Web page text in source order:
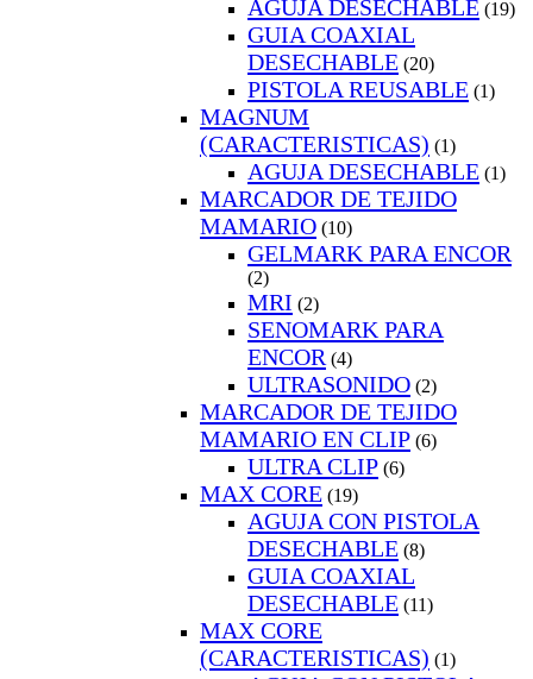
AGUJA DESECHABLE (19)
GUIA COAXIAL
DESECHABLE (20)
PISTOLA REUSABLE (1)
MAGNUM
(CARACTERISTICAS) (1)
AGUJA DESECHABLE (1)
MARCADOR DE TEJIDO
MAMARIO (10)
GELMARK PARA ENCOR
(2)
MRI (2)
SENOMARK PARA
ENCOR (4)
ULTRASONIDO (2)
MARCADOR DE TEJIDO
MAMARIO EN CLIP (6)
ULTRA CLIP (6)
MAX CORE (19)
AGUJA CON PISTOLA
DESECHABLE (8)
GUIA COAXIAL
DESECHABLE (11)
MAX CORE
(CARACTERISTICAS) (1)